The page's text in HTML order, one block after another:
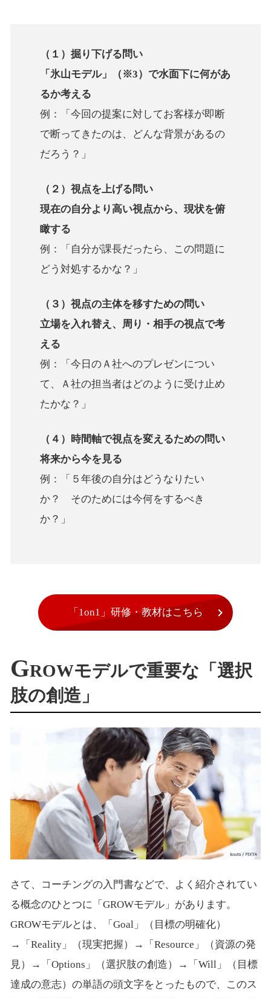
（１）掘り下げる問い
「氷山モデル」（※3）で水面下に何があ
るか考える
例：「今回の提案に対してお客様が即断
で断ってきたのは、どんな背景があるの
だろう？」
（２）視点を上げる問い
現在の自分より高い視点から、現状を俯
瞰する
例：「自分が課長だったら、この問題に
どう対処するかな？」
（３）視点の主体を移すための問い
立場を入れ替え、周り・相手の視点で考
える
例：「今日のＡ社へのプレゼンについ
て、Ａ社の担当者はどのように受け止め
たかな？」
（４）時間軸で視点を変えるための問い
将来から今を見る
例：「５年後の自分はどうなりたい
か？ そのためには今何をするべき
か？」
「1on1」研修・教材はこちら
GROWモデルで重要な「選択
肢の創造」
さて、コーチングの入門書などで、よく紹介されてい
る概念のひとつに「GROWモデル」があります。
GROWモデルとは、「Goal」（目標の明確化）
→「Reality」（現実把握）→「Resource」（資源の発
見）→「Options」（選択肢の創造）→「Will」（目標
達成の意志）の単語の頭文字をとったもので、このス